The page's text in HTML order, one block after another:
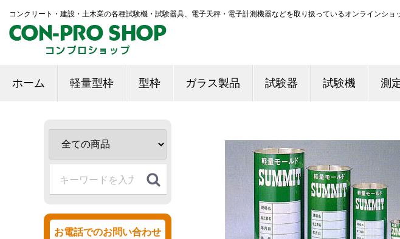
コンクリート・建設・土木業の各種試験機・試験器具、電子天秤・電子計測機器などを取り扱っているオンラインショ
ホーム 軽量型枠 型枠 ガラス製品 試験器 試験機 測
お電話でのお問い合わせ